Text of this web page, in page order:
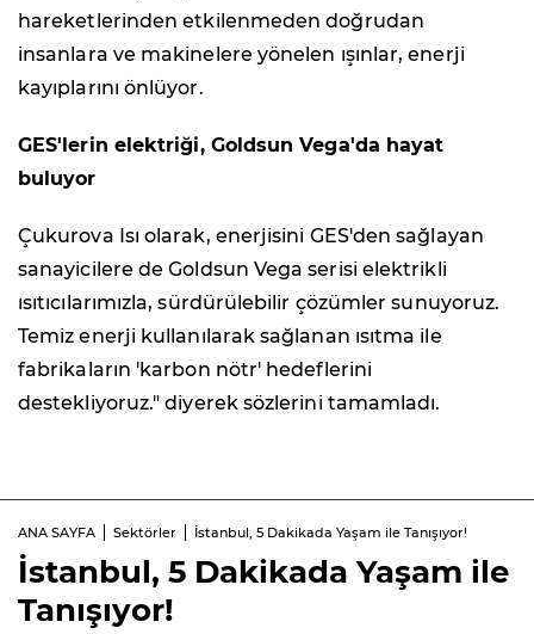
hareketlerinden etkilenmeden doğrudan
insanlara ve makinelere yönelen ışınlar, enerji
kayıplarını önlüyor.
GES'lerin elektriği, Goldsun Vega'da hayat
buluyor
Çukurova Isı olarak, enerjisini GES'den sağlayan
sanayicilere de Goldsun Vega serisi elektrikli
ısıtıcılarımızla, sürdürülebilir çözümler sunuyoruz.
Temiz enerji kullanılarak sağlanan ısıtma ile
fabrikaların 'karbon nötr' hedeflerini
destekliyoruz." diyerek sözlerini tamamladı.
ANA SAYFA Sektörler İstanbul, 5 Dakikada Yaşam ile Tanışıyor!
İstanbul, 5 Dakikada Yaşam ile
Tanışıyor!